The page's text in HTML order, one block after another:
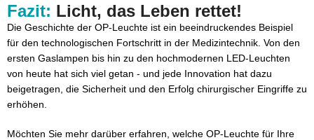
Fazit: Licht, das Leben rettet!
Die Geschichte der OP-Leuchte ist ein beeindruckendes Beispiel
für den technologischen Fortschritt in der Medizintechnik. Von den
ersten Gaslampen bis hin zu den hochmodernen LED-Leuchten
von heute hat sich viel getan - und jede Innovation hat dazu
beigetragen, die Sicherheit und den Erfolg chirurgischer Eingriffe zu
erhöhen.
Möchten Sie mehr darüber erfahren, welche OP-Leuchte für Ihre